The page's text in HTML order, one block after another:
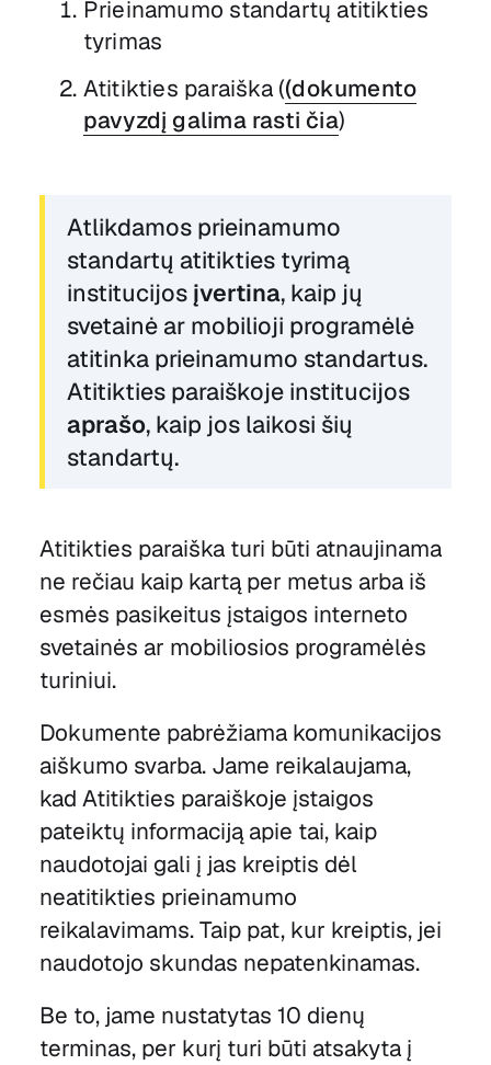
Prieinamumo standartų atitikties
tyrimas
Atitikties paraiška ((dokumento
pavyzdį galima rasti čia)
Atlikdamos prieinamumo
standartų atitikties tyrimą
institucijos įvertina, kaip jų
svetainė ar mobilioji programėlė
atitinka prieinamumo standartus.
Atitikties paraiškoje institucijos
aprašo, kaip jos laikosi šių
standartų.
Atitikties paraiška turi būti atnaujinama
ne rečiau kaip kartą per metus arba iš
esmės pasikeitus įstaigos interneto
svetainės ar mobiliosios programėlės
turiniui.
Dokumente pabrėžiama komunikacijos
aiškumo svarba. Jame reikalaujama,
kad Atitikties paraiškoje įstaigos
pateiktų informaciją apie tai, kaip
naudotojai gali į jas kreiptis dėl
neatitikties prieinamumo
reikalavimams. Taip pat, kur kreiptis, jei
naudotojo skundas nepatenkinamas.
Be to, jame nustatytas 10 dienų
terminas, per kurį turi būti atsakyta į